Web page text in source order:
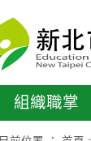
組織職掌